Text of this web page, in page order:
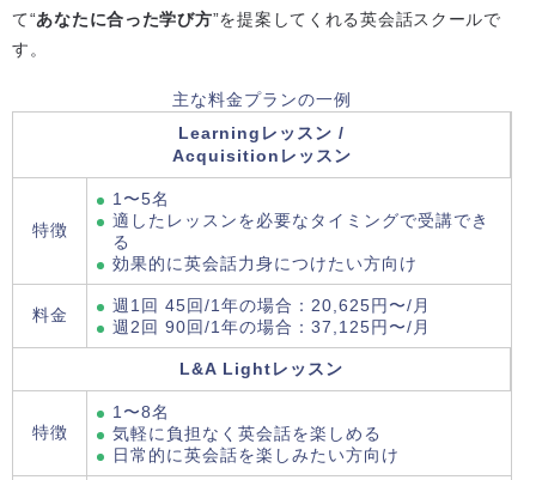
て“あなたに合った学び方”を提案してくれる英会話スクールで
す。
主な料金プランの一例
Learningレッスン /
Acquisitionレッスン
特徴
1〜5名
適したレッスンを必要なタイミングで受講でき
る
効果的に英会話力身につけたい方向け
料金
週1回 45回/1年の場合：20,625円〜/月
週2回 90回/1年の場合：37,125円〜/月
L&A Lightレッスン
特徴
1〜8名
気軽に負担なく英会話を楽しめる
日常的に英会話を楽しみたい方向け